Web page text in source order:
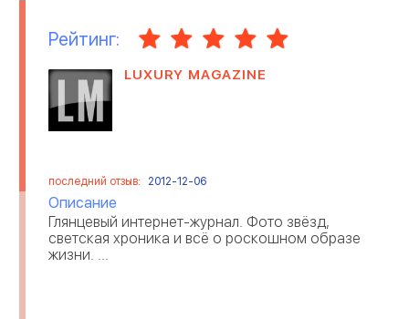
Рейтинг:
LUXURY MAGAZINE
последний отзыв: 2012-12-06
Описание
Глянцевый интернет-журнал. Фото звёзд,
светская хроника и всё о роскошном образе
жизни. ...